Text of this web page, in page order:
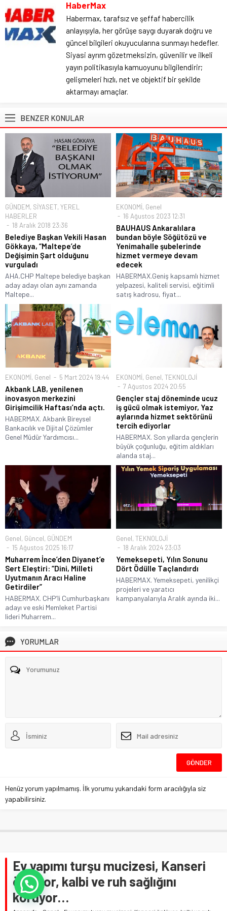
HaberMax
Habermax, tarafsız ve şeffaf habercilik
anlayışıyla, her görüşe saygı duyarak doğru ve
güncel bilgileri okuyucularına sunmayı hedefler.
Siyasi ayrım gözetmeksizin, güvenilir ve ilkeli
yayın politikasıyla kamuoyunu bilgilendirir;
gelişmeleri hızlı, net ve objektif bir şekilde
aktarmayı amaçlar.
BENZER KONULAR
GÜNDEM, SİYASET, YEREL
HABERLER
18 Aralık 2018 23:36
Belediye Başkan Vekili Hasan
Gökkaya, “Maltepe’de
Değişimin Şart olduğunu
vurguladı
AHA.CHP Maltepe belediye başkan
aday adayı olan aynı zamanda
Maltepe...
EKONOMİ, Genel
16 Ağustos 2023 12:31
BAUHAUS Ankaralılara
bundan böyle Söğütözü ve
Yenimahalle şubelerinde
hizmet vermeye devam
edecek
HABERMAX.Geniş kapsamlı hizmet
yelpazesi, kaliteli servisi, eğitimli
satış kadrosu, fiyat...
EKONOMİ, Genel 5 Mart 2024 19:44
Akbank LAB, yenilenen
inovasyon merkezini
Girişimcilik Haftası’nda açtı.
HABERMAX. Akbank Bireysel
Bankacılık ve Dijital Çözümler
Genel Müdür Yardımcısı...
EKONOMİ, Genel, TEKNOLOJİ
7 Ağustos 2024 20:55
Gençler staj döneminde ucuz
iş gücü olmak istemiyor, Yaz
aylarında hizmet sektörünü
tercih ediyorlar
HABERMAX. Son yıllarda gençlerin
büyük çoğunluğu, eğitim aldıkları
alanda staj...
Genel, Güncel, GÜNDEM
15 Ağustos 2025 16:17
Muharrem İnce’den Diyanet’e
Sert Eleştiri: “Dini, Milleti
Uyutmanın Aracı Haline
Getirdiler”
HABERMAX. CHP’li Cumhurbaşkanı
adayı ve eski Memleket Partisi
lideri Muharrem...
Genel, TEKNOLOJİ
18 Aralık 2024 23:03
Yemeksepeti, Yılın Sonunu
Dört Ödülle Taçlandırdı
HABERMAX. Yemeksepeti, yenilikçi
projeleri ve yaratıcı
kampanyalarıyla Aralık ayında iki...
YORUMLAR
Henüz yorum yapılmamış. İlk yorumu yukarıdaki form aracılığıyla siz
yapabilirsiniz.
Ev yapımı turşu mucizesi, Kanseri
önlüyor, kalbi ve ruh sağlığını
koruyor…